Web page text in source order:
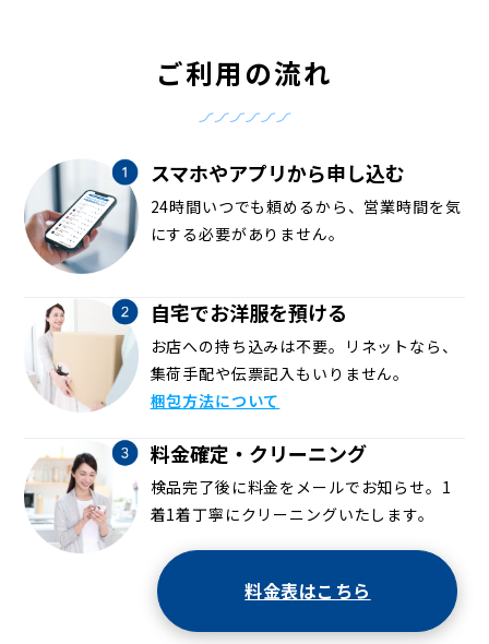
ご利用の流れ
スマホやアプリから申し込む
24時間いつでも頼めるから、営業時間を気
にする必要がありません。
自宅でお洋服を預ける
お店への持ち込みは不要。リネットなら、
集荷手配や伝票記入もいりません。
梱包方法について
料金確定・クリーニング
検品完了後に料金をメールでお知らせ。1
着1着丁寧にクリーニングいたします。
料金表はこちら